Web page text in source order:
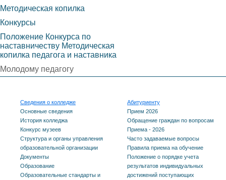
Методическая копилка
Конкурсы
Положение Конкурса по
наставничеству Методическая
копилка педагога и наставника
Молодому педагогу
Сведения о колледже
Основные сведения
История колледжа
Конкурс музеев
Структура и органы управления
образовательной организации
Документы
Образование
Образовательные стандарты и
Абитуриенту
Прием 2026
Обращение граждан по вопросам
Приема - 2026
Часто задаваемые вопросы
Правила приема на обучение
Положение о порядке учета
результатов индивидуальных
достижений поступающих